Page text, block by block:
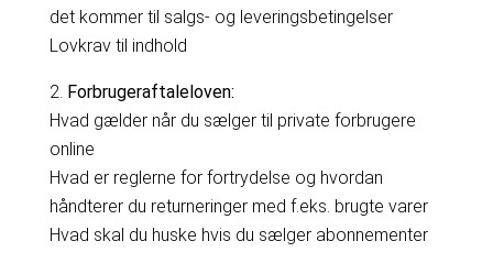
det kommer til salgs- og leveringsbetingelser
Lovkrav til indhold
Forbrugeraftaleloven:
Hvad gælder når du sælger til private forbrugere
online
Hvad er reglerne for fortrydelse og hvordan
håndterer du returneringer med f.eks. brugte varer
Hvad skal du huske hvis du sælger abonnementer